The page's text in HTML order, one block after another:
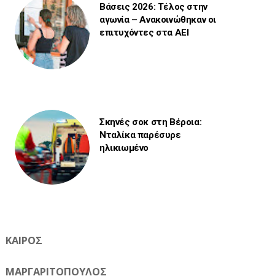
Βάσεις 2026: Τέλος στην
αγωνία – Ανακοινώθηκαν οι
επιτυχόντες στα ΑΕΙ
Σκηνές σοκ στη Βέροια:
Νταλίκα παρέσυρε
ηλικιωμένο
ΚΑΙΡΟΣ
ΜΑΡΓΑΡΙΤΟΠΟΥΛΟΣ